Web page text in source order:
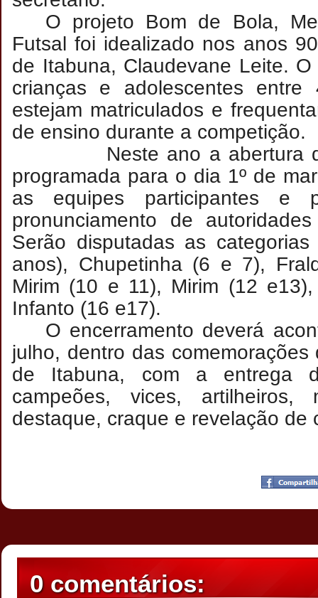
O projeto Bom de Bola,
Futsal foi idealizado nos anos
de Itabuna, Claudevane Leite.
crianças e adolescentes
estejam matriculados e
de ensino durante a competição.
Neste ano a abertura da
programada para o dia 1º de
as equipes participantes e
pronunciamento de
Serão disputadas as
anos), Chupetinha (6 e 7),
Mirim (10 e 11), Mirim (12
Infanto (16 e17).
O encerramento deverá
julho, dentro das comemorações
de Itabuna, com a entrega
campeões, vices, artilheiros,
destaque, craque e revelação
18:38
0 comentários: